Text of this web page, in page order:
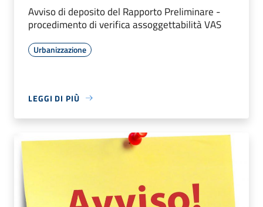
Avviso di deposito del Rapporto Preliminare -
procedimento di verifica assoggettabilità VAS
Urbanizzazione
LEGGI DI PIÙ